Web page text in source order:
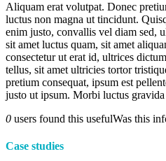
Aliquam erat volutpat. Donec
luctus non magna ut tincidunt.
enim justo, convallis vel diam sed,
sit amet luctus quam, sit amet
consectetur ut erat id, ultrices
tellus, sit amet ultricies tortor
pretium consequat, ipsum est
justo ut ipsum. Morbi luctus
0 users found this usefulWas this
Case studies